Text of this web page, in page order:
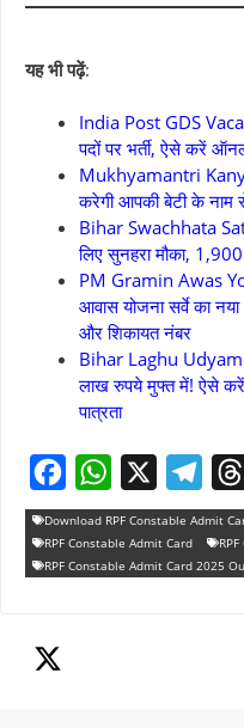
यह भी पढ़ें:
India Post GDS
पदों पर भर्ती, ऐसे करें
Mukhyamantri
करेगी आपकी बेटी के
Bihar Swachhata
लिए सुनहरा मौका,
PM Gramin Awas
आवास योजना सर्वे का
और शिकायत नंबर
Bihar Laghu
लाख रुपये मुफ्त में! ऐसे
पात्रता
F
a
c
b
W
h
a
X
T
e
l
T
h
r
Download RPF Constable Admit
RPF Constable Admit Card
RPF Constable Admit Card 2025